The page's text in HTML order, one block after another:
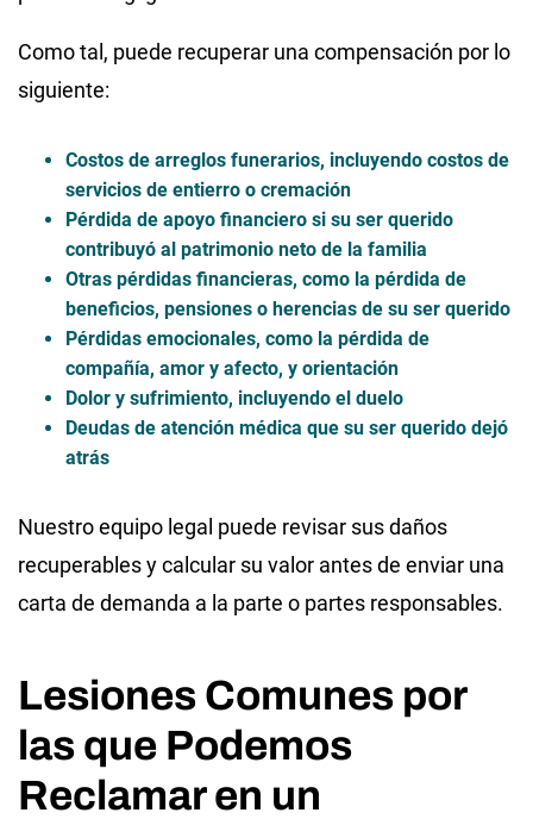
Como tal, puede recuperar una compensación por lo
siguiente:
Costos de arreglos funerarios, incluyendo costos de
servicios de entierro o cremación
Pérdida de apoyo financiero si su ser querido
contribuyó al patrimonio neto de la familia
Otras pérdidas financieras, como la pérdida de
beneficios, pensiones o herencias de su ser querido
Pérdidas emocionales, como la pérdida de
compañía, amor y afecto, y orientación
Dolor y sufrimiento, incluyendo el duelo
Deudas de atención médica que su ser querido dejó
atrás
Nuestro equipo legal puede revisar sus daños
recuperables y calcular su valor antes de enviar una
carta de demanda a la parte o partes responsables.
Lesiones Comunes por
las que Podemos
Reclamar en un